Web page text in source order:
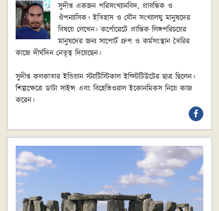
সুদীপ্ত একজন পরিসংখ্যানবিদ, প্রাবন্ধিক ও
ঔপন্যাসিক। ইতিহাস ও যৌন সংখ্যালঘু মানুষদের
বিষয়ে লেখেন। কর্পোরেটে প্রান্তিক লিঙ্গপরিচয়ের
মানুষদের জন্য সাপোর্ট গ্ৰুপ ও কর্মসংস্থান তৈরির
কাজে দীর্ঘদিন নেতৃত্ব দিয়েছেন।
সুদীপ্ত কলকাতার ইন্ডিয়ান স্ট্যাটিস্টিকাল ইন্স্টিটিউটের ছাত্র ছিলেন।
শিল্পক্ষেত্রে ডাটা সাইন্স এবং বিহেভিওরাল ইকোনমিকস নিয়ে কাজ
করেন।